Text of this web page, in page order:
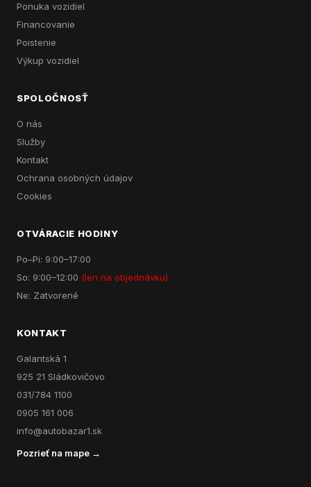
Ponuka vozidiel
Financovanie
Poistenie
Výkup vozidiel
SPOLOČNOSŤ
O nás
Služby
Kontakt
Ochrana osobných údajov
Cookies
OTVÁRACIE HODINY
Po–Pi: 9:00–17:00
So: 9:00–12:00 (len na objednávku)
Ne: Zatvorené
KONTAKT
Galantská 1
925 21 Sládkovičovo
031/784 1100
0905 161 006
info@autobazar1.sk
Pozrieť na mape →